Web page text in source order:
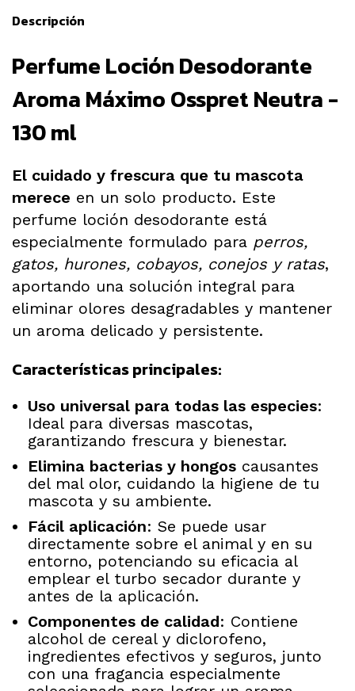
Descripción
Perfume Loción Desodorante
Aroma Máximo Osspret Neutra -
130 ml
El cuidado y frescura que tu mascota
merece en un solo producto. Este
perfume loción desodorante está
especialmente formulado para perros,
gatos, hurones, cobayos, conejos y ratas,
aportando una solución integral para
eliminar olores desagradables y mantener
un aroma delicado y persistente.
Características principales:
Uso universal para todas las especies:
Ideal para diversas mascotas,
garantizando frescura y bienestar.
Elimina bacterias y hongos causantes
del mal olor, cuidando la higiene de tu
mascota y su ambiente.
Fácil aplicación: Se puede usar
directamente sobre el animal y en su
entorno, potenciando su eficacia al
emplear el turbo secador durante y
antes de la aplicación.
Componentes de calidad: Contiene
alcohol de cereal y diclorofeno,
ingredientes efectivos y seguros, junto
con una fragancia especialmente